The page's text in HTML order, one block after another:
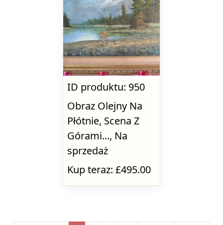
ID produktu: 950
Obraz Olejny Na
Płótnie, Scena Z
Górami..., Na
sprzedaż
Kup teraz: £495.00